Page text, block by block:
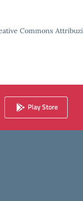
Commons
Play Store